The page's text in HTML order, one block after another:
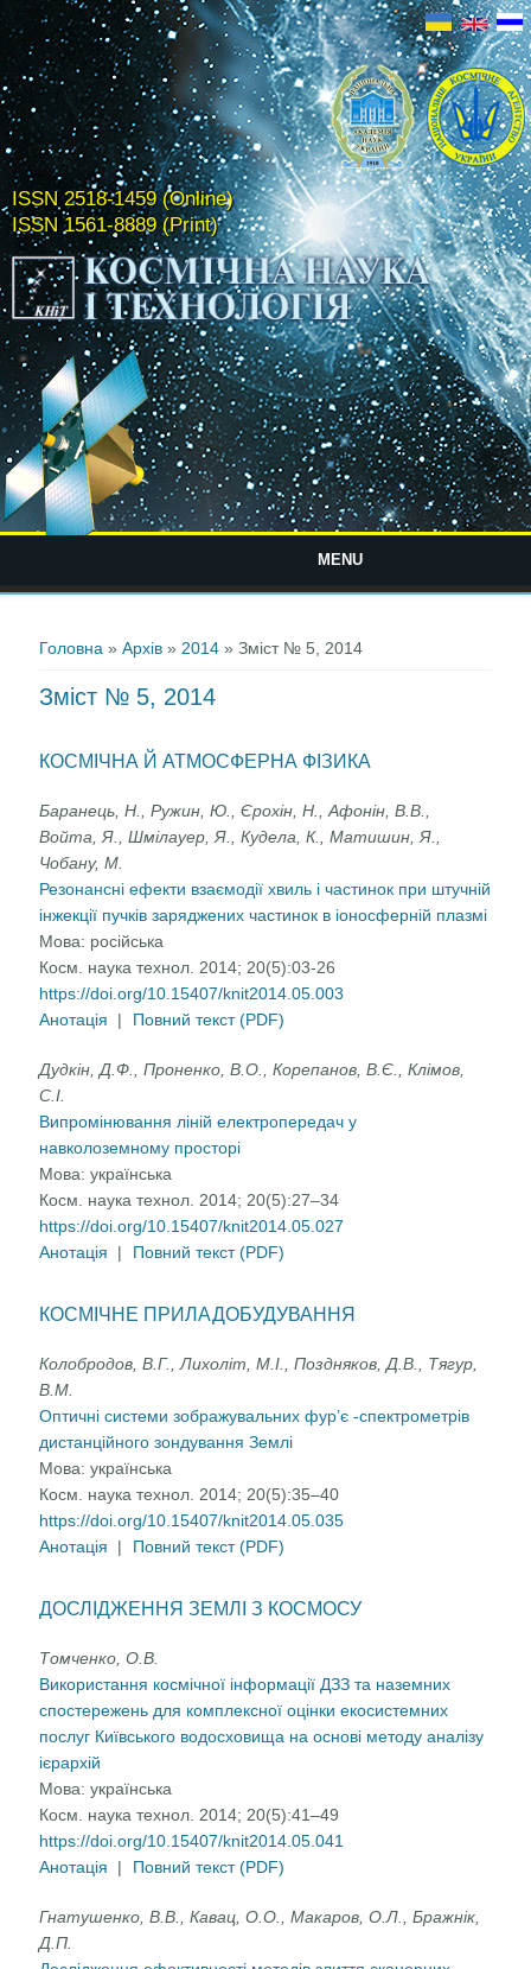
ISSN 2518-1459 (Online)
ISSN 1561-8889 (Print)
MENU
Головна »Архів » 2014 » Зміст № 5, 2014
Зміст № 5, 2014
КОСМІЧНА Й АТМОСФЕРНА ФІЗИКА
Баранець, Н., Ружин, Ю., Єрохін, Н., Афонін, В.В.,
Войта, Я., Шмілауер, Я., Кудела, К., Матишин, Я.,
Чобану, М.
Резонансні ефекти взаємодії хвиль і частинок при штучній
інжекції пучків заряджених частинок в іоносферній плазмі
Мова: російська
Косм. наука технол. 2014; 20(5):03-26
https://doi.org/10.15407/knit2014.05.003
Анотація
| Повний текст (PDF)
Дудкін, Д.Ф., Проненко, В.О., Корепанов, В.Є., Клімов,
С.І.
Випромінювання ліній електропередач у
навколоземному просторі
Мова:українська
Косм. наука технол. 2014; 20(5):27–34
https://doi.org/10.15407/knit2014.05.027
Анотація
| Повний текст (PDF)
КОСМІЧНЕ ПРИЛАДОБУДУВАННЯ
Колобродов, В.Г., Лихоліт, М.І., Поздняков, Д.В., Тягур,
В.М.
Оптичні системи зображувальних фур’є -спектрометрів
дистанційного зондування Землі
Мова:українська
Косм. наука технол. 2014; 20(5):35–40
https://doi.org/10.15407/knit2014.05.035
Анотація
| Повний текст (PDF)
ДОСЛІДЖЕННЯ ЗЕМЛІ З КОСМОСУ
Томченко, О.В.
Використання космічної інформації ДЗЗ та наземних
спостережень для комплексної оцінки екосистемних
послуг Київського водосховища на основі методу аналізу
ієрархій
Мова:українська
Косм. наука технол. 2014; 20(5):41–49
https://doi.org/10.15407/knit2014.05.041
Анотація
| Повний текст (PDF)
Гнатушенко, В.В., Кавац, О.О., Макаров, О.Л., Бражнік,
Д.П.